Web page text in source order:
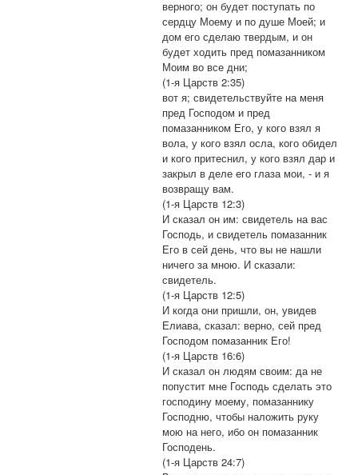
верного; он будет поступать по
сердцу Моему и по душе Моей; и
дом его сделаю твердым, и он
будет ходить пред помазанником
Моим во все дни;
(1-я Царств 2:35)
вот я; свидетельствуйте на меня
пред Господом и пред
помазанником Его, у кого взял я
вола, у кого взял осла, кого обидел
и кого притеснил, у кого взял дар и
закрыл в деле его глаза мои, - и я
возвращу вам.
(1-я Царств 12:3)
И сказал он им: свидетель на вас
Господь, и свидетель помазанник
Его в сей день, что вы не нашли
ничего за мною. И сказали:
свидетель.
(1-я Царств 12:5)
И когда они пришли, он, увидев
Елиава, сказал: верно, сей пред
Господом помазанник Его!
(1-я Царств 16:6)
И сказал он людям своим: да не
попустит мне Господь сделать это
господину моему, помазаннику
Господню, чтобы наложить руку
мою на него, ибо он помазанник
Господень.
(1-я Царств 24:7)